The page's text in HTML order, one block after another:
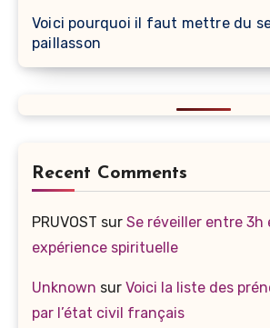
Voici pourquoi il faut mettre du
paillasson
Recent Comments
PRUVOST sur Se réveiller entre 3h
expérience spirituelle
Unknown sur Voici la liste des
par l’état civil français